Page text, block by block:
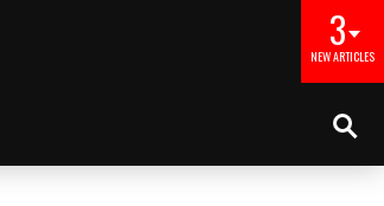
3
NEW ARTICLES